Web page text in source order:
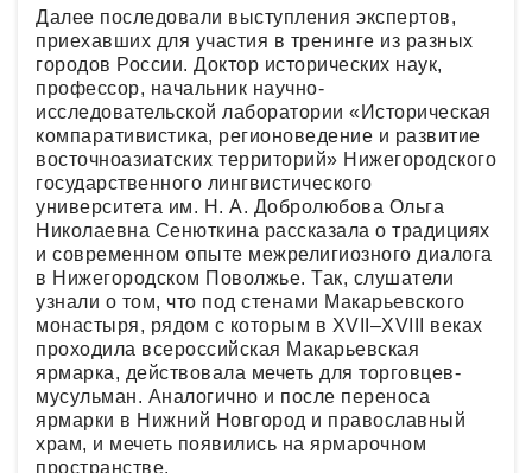
Далее последовали выступления экспертов,
приехавших для участия в тренинге из разных
городов России. Доктор исторических наук,
профессор, начальник научно-
исследовательской лаборатории «Историческая
компаративистика, регионоведение и развитие
восточноазиатских территорий» Нижегородского
государственного лингвистического
университета им. Н. А. Добролюбова Ольга
Николаевна Сенюткина рассказала о традициях
и современном опыте межрелигиозного диалога
в Нижегородском Поволжье. Так, слушатели
узнали о том, что под стенами Макарьевского
монастыря, рядом с которым в XVII–XVIII веках
проходила всероссийская Макарьевская
ярмарка, действовала мечеть для торговцев-
мусульман. Аналогично и после переноса
ярмарки в Нижний Новгород и православный
храм, и мечеть появились на ярмарочном
пространстве.